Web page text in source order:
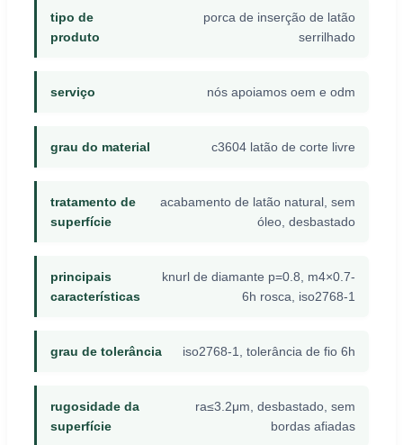
tipo de
produto
porca de inserção de latão
serrilhado
serviço nós apoiamos oem e odm
grau do material c3604 latão de corte livre
tratamento de
superfície
acabamento de latão natural, sem
óleo, desbastado
principais
características
knurl de diamante p=0.8, m4×0.7-
6h rosca, iso2768-1
grau de tolerância iso2768-1, tolerância de fio 6h
rugosidade da
superfície
ra≤3.2μm, desbastado, sem
bordas afiadas